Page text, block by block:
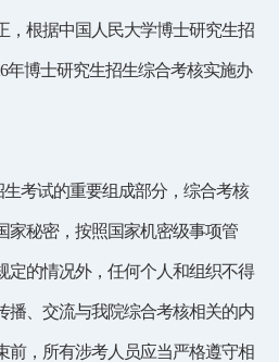
，根据中国人民大学博士研究生招
年博士研究生招生综合考核实施办
考试的重要组成部分，综合考核
家秘密，按照国家机密级事项管
定的情况外，任何个人和组织不得
播、交流与我院综合考核相关的内
前，所有涉考人员应当严格遵守相